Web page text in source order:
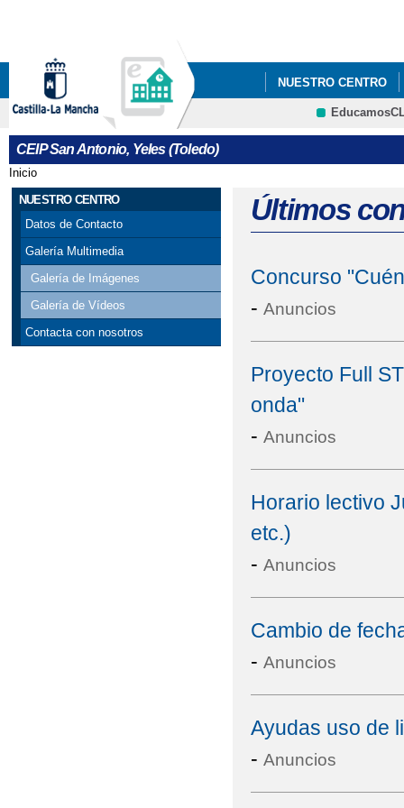
NUESTRO CENTRO
ECOESCUELAS
ADMISIÓN DE
ESCUELA DE
EVALUACIÓN DEL
CEIP San Antonio, Yeles (Toledo)
Se encuentra usted aquí
Inicio
NUESTRO CENTRO
Datos de Contacto
Galería Multimedia
Galería de Imágenes
Galería de Vídeos
Contacta con nosotros
Últimos
Concurso
- Anuncios
Proyecto Full
onda"
- Anuncios
Horario lectivo
etc.)
- Anuncios
Cambio de
- Anuncios
Ayudas uso de
- Anuncios